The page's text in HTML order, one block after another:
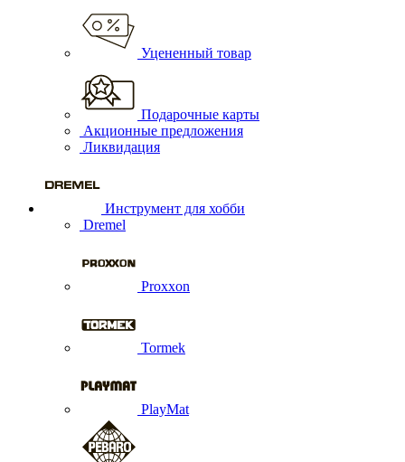
Уцененный товар
Подарочные карты
Акционные предложения
Ликвидация
Инструмент для хобби
Dremel
Proxxon
Tormek
PlayMat